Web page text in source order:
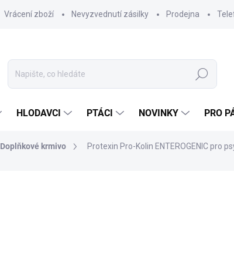
Vrácení zboží Nevyzvednutí zásilky Prodejna
Hledat
HLODAVCI PTÁCI NOVINKY PRO
Doplňkové krmivo Protexin Pro-Kolin ENTEROGENIC pro